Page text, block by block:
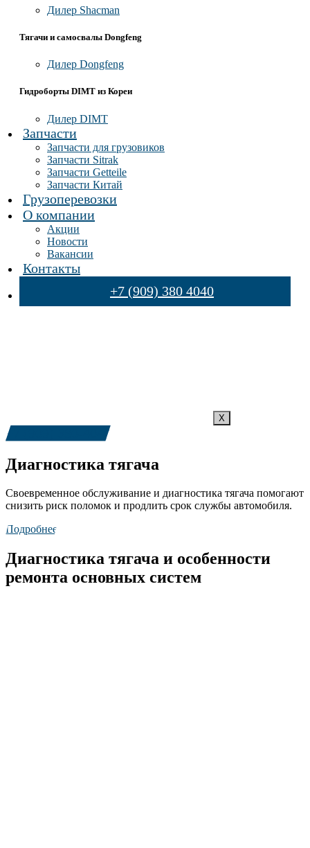
Дилер Shacman
Тягачи и самосвалы Dongfeng
Дилер Dongfeng
Гидроборты DIMT из Кореи
Дилер DIMT
Запчасти
Запчасти для грузовиков
Запчасти Sitrak
Запчасти Getteile
Запчасти Китай
Грузоперевозки
О компании
Акции
Новости
Вакансии
Контакты
+7 (909) 380 4040
X
+7 (909) 380-4040
Диагностика тягача
Своевременное обслуживание и диагностика тягача помогают
снизить риск поломок и продлить срок службы автомобиля.
Подробнее
Диагностика тягача и особенности
ремонта основных систем